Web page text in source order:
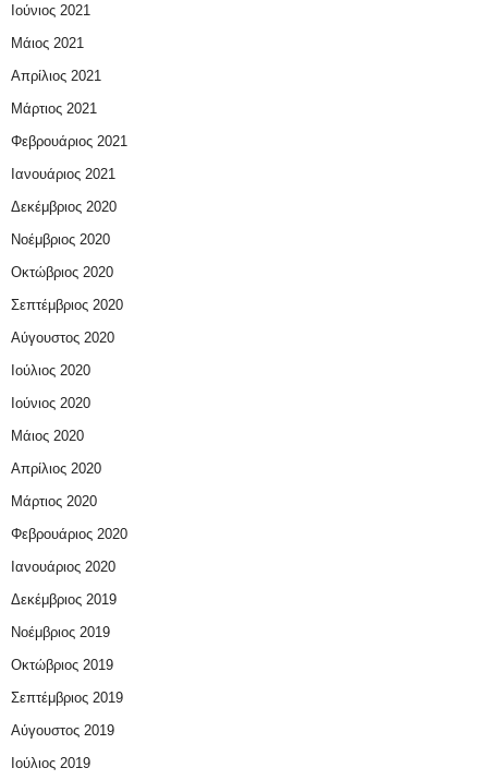
Ιούνιος 2021
Μάιος 2021
Απρίλιος 2021
Μάρτιος 2021
Φεβρουάριος 2021
Ιανουάριος 2021
Δεκέμβριος 2020
Νοέμβριος 2020
Οκτώβριος 2020
Σεπτέμβριος 2020
Αύγουστος 2020
Ιούλιος 2020
Ιούνιος 2020
Μάιος 2020
Απρίλιος 2020
Μάρτιος 2020
Φεβρουάριος 2020
Ιανουάριος 2020
Δεκέμβριος 2019
Νοέμβριος 2019
Οκτώβριος 2019
Σεπτέμβριος 2019
Αύγουστος 2019
Ιούλιος 2019